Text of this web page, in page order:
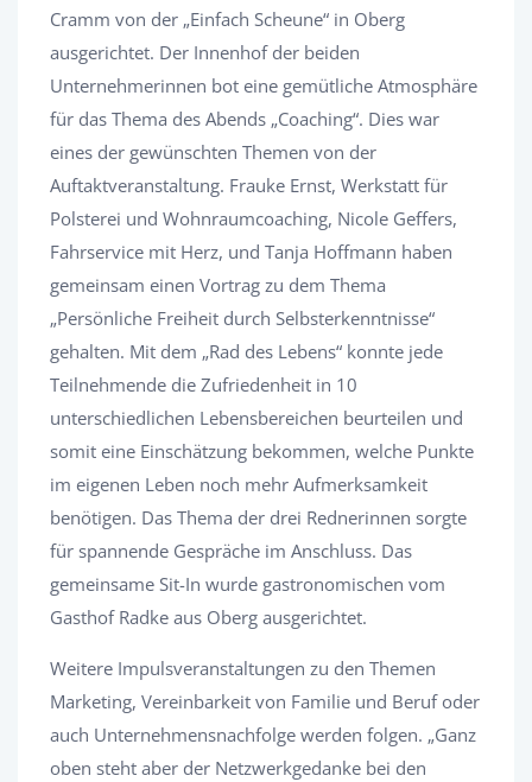
Cramm von der „Einfach Scheune“ in Oberg
ausgerichtet. Der Innenhof der beiden
Unternehmerinnen bot eine gemütliche Atmosphäre
für das Thema des Abends „Coaching“. Dies war
eines der gewünschten Themen von der
Auftaktveranstaltung. Frauke Ernst, Werkstatt für
Polsterei und Wohnraumcoaching, Nicole Geffers,
Fahrservice mit Herz, und Tanja Hoffmann haben
gemeinsam einen Vortrag zu dem Thema
„Persönliche Freiheit durch Selbsterkenntnisse“
gehalten. Mit dem „Rad des Lebens“ konnte jede
Teilnehmende die Zufriedenheit in 10
unterschiedlichen Lebensbereichen beurteilen und
somit eine Einschätzung bekommen, welche Punkte
im eigenen Leben noch mehr Aufmerksamkeit
benötigen. Das Thema der drei Rednerinnen sorgte
für spannende Gespräche im Anschluss. Das
gemeinsame Sit-In wurde gastronomischen vom
Gasthof Radke aus Oberg ausgerichtet.
Weitere Impulsveranstaltungen zu den Themen
Marketing, Vereinbarkeit von Familie und Beruf oder
auch Unternehmensnachfolge werden folgen. „Ganz
oben steht aber der Netzwerkgedanke bei den